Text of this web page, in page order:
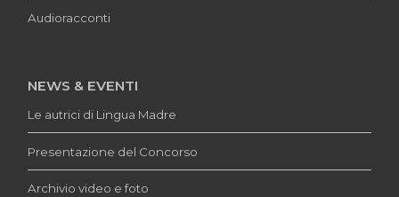
Audioracconti
NEWS & EVENTI
Le autrici di Lingua Madre
Presentazione del Concorso
Archivio video e foto